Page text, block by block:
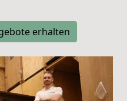
erhalten